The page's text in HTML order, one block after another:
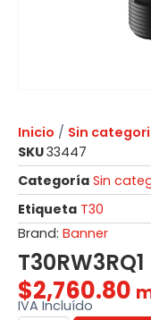
Inicio / Sin
SKU33447
Categoría Sin
Etiqueta T30
Brand: Banner
T30RW3RQ1
$2,760.80
IVA Incluído